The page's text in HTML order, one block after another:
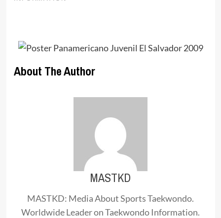
About The Author
MASTKD
MASTKD: Media About Sports Taekwondo.
Worldwide Leader on Taekwondo Information.